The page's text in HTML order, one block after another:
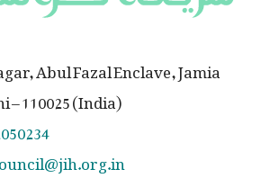
Abul Fazal Enclave, Jamia
– 110025 (India)